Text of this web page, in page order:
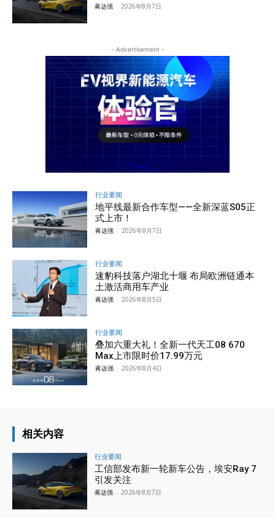
蒋达强 - 2026年8月7日
- Advertisement -
行业要闻
地平线最新合作车型——全新深蓝S05正
式上市！
蒋达强 - 2026年8月7日
行业要闻
速豹科技落户湖北十堰 布局欧洲链通本
土激活商用车产业
蒋达强 - 2026年8月5日
行业要闻
叠加六重大礼！全新一代天工08 670
Max上市限时价17.99万元
蒋达强 - 2026年8月4日
相关内容
行业要闻
工信部发布新一轮新车公告，埃安Ray 7
引发关注
蒋达强 - 2026年8月7日